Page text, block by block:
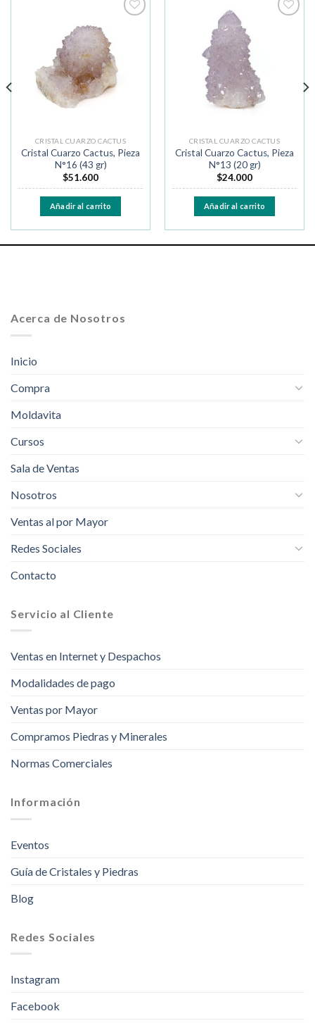
CRISTAL CUARZO CACTUS
Cristal Cuarzo Cactus, Pieza
N°16 (43 gr)
$51.600
Añadir al carrito
CRISTAL CUARZO CACTUS
Cristal Cuarzo Cactus, Pieza
N°13 (20 gr)
$24.000
Añadir al carrito
Acerca de Nosotros
Inicio
Compra
Moldavita
Cursos
Sala de Ventas
Nosotros
Ventas al por Mayor
Redes Sociales
Contacto
Servicio al Cliente
Ventas en Internet y Despachos
Modalidades de pago
Ventas por Mayor
Compramos Piedras y Minerales
Normas Comerciales
Información
Eventos
Guía de Cristales y Piedras
Blog
Redes Sociales
Instagram
Facebook